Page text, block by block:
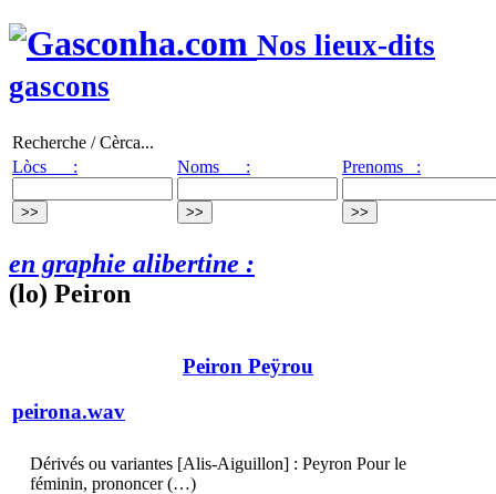
Nos lieux-dits
gascons
Recherche / Cèrca...
Lòcs :
Noms : Prenoms :
en graphie alibertine :
(lo) Peiron
Peiron Peÿrou
peirona.wav
Dérivés ou variantes [Alis-Aiguillon] : Peyron Pour le
féminin, prononcer (…)